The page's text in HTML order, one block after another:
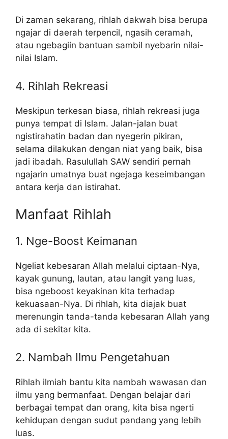
Di zaman sekarang, rihlah dakwah bisa berupa
ngajar di daerah terpencil, ngasih ceramah,
atau ngebagiin bantuan sambil nyebarin nilai-
nilai Islam.
4. Rihlah Rekreasi
Meskipun terkesan biasa, rihlah rekreasi juga
punya tempat di Islam. Jalan-jalan buat
ngistirahatin badan dan nyegerin pikiran,
selama dilakukan dengan niat yang baik, bisa
jadi ibadah. Rasulullah SAW sendiri pernah
ngajarin umatnya buat ngejaga keseimbangan
antara kerja dan istirahat.
Manfaat Rihlah
1. Nge-Boost Keimanan
Ngeliat kebesaran Allah melalui ciptaan-Nya,
kayak gunung, lautan, atau langit yang luas,
bisa ngeboost keyakinan kita terhadap
kekuasaan-Nya. Di rihlah, kita diajak buat
merenungin tanda-tanda kebesaran Allah yang
ada di sekitar kita.
2. Nambah Ilmu Pengetahuan
Rihlah ilmiah bantu kita nambah wawasan dan
ilmu yang bermanfaat. Dengan belajar dari
berbagai tempat dan orang, kita bisa ngerti
kehidupan dengan sudut pandang yang lebih
luas.